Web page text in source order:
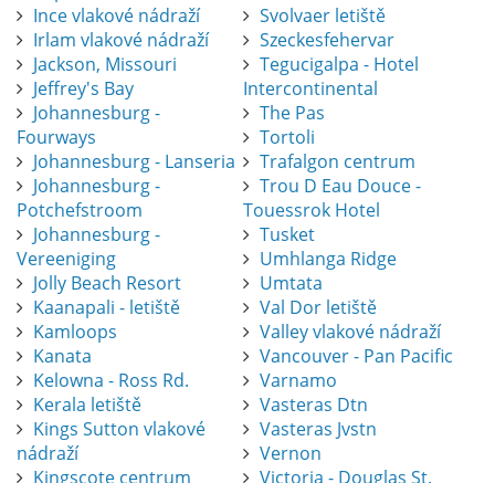
Ince vlakové nádraží
Irlam vlakové nádraží
Jackson, Missouri
Jeffrey's Bay
Johannesburg -
Fourways
Johannesburg - Lanseria
Johannesburg -
Potchefstroom
Johannesburg -
Vereeniging
Jolly Beach Resort
Kaanapali - letiště
Kamloops
Kanata
Kelowna - Ross Rd.
Kerala letiště
Kings Sutton vlakové
nádraží
Kingscote centrum
Svolvaer letiště
Szeckesfehervar
Tegucigalpa - Hotel
Intercontinental
The Pas
Tortoli
Trafalgon centrum
Trou D Eau Douce -
Touessrok Hotel
Tusket
Umhlanga Ridge
Umtata
Val Dor letiště
Valley vlakové nádraží
Vancouver - Pan Pacific
Varnamo
Vasteras Dtn
Vasteras Jvstn
Vernon
Victoria - Douglas St.